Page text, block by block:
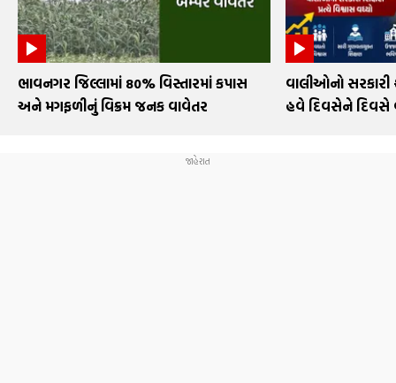
ભાવનગર જિલ્લામાં 80% વિસ્તારમાં કપાસ
અને મગફળીનું વિક્રમ જનક વાવેતર
વાલીઓનો સરકારી
હવે દિવસેને દિવસે